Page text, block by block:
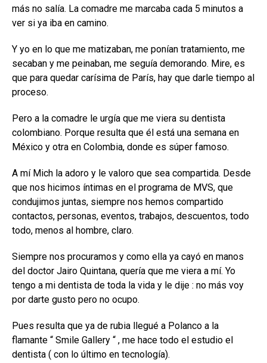
más no salía. La comadre me marcaba cada 5 minutos a
ver si ya iba en camino.
Y yo en lo que me matizaban, me ponían tratamiento, me
secaban y me peinaban, me seguía demorando. Mire, es
que para quedar carísima de París, hay que darle tiempo al
proceso.
Pero a la comadre le urgía que me viera su dentista
colombiano. Porque resulta que él está una semana en
México y otra en Colombia, donde es súper famoso.
A mí Mich la adoro y le valoro que sea compartida. Desde
que nos hicimos íntimas en el programa de MVS, que
condujimos juntas, siempre nos hemos compartido
contactos, personas, eventos, trabajos, descuentos, todo
todo, menos al hombre, claro.
Siempre nos procuramos y como ella ya cayó en manos
del doctor Jairo Quintana, quería que me viera a mí. Yo
tengo a mi dentista de toda la vida y le dije : no más voy
por darte gusto pero no ocupo.
Pues resulta que ya de rubia llegué a Polanco a la
flamante “ Smile Gallery “ , me hace todo el estudio el
dentista ( con lo último en tecnología).